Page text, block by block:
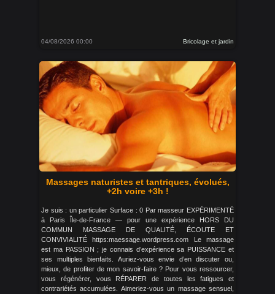
04/08/2026 00:00 Bricolage et jardin
Massages naturistes et tantriques, évolués,
+2h voire +3h !
Je suis : un particulier Surface : 0 Par masseur EXPÉRIMENTÉ
à Paris Île-de-France — pour une expérience HORS DU
COMMUN MASSAGE DE QUALITÉ, ÉCOUTE ET
CONVIVIALITÉ https:maessage.wordpress.com Le massage
est ma PASSION ; je connais d’expérience sa PUISSANCE et
ses multiples bienfaits. Auriez-vous envie d’en discuter ou,
mieux, de profiter de mon savoir-faire ? Pour vous ressourcer,
vous régénérer, vous RÉPARER de toutes les fatigues et
contrariétés accumulées. Aimeriez-vous un massage sensuel,